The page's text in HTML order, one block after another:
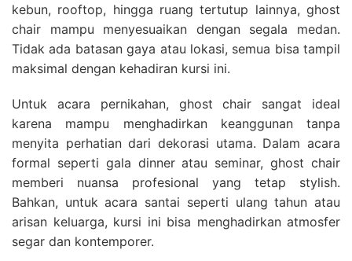
kebun, rooftop, hingga ruang tertutup lainnya, ghost
chair mampu menyesuaikan dengan segala medan.
Tidak ada batasan gaya atau lokasi, semua bisa tampil
maksimal dengan kehadiran kursi ini.
Untuk acara pernikahan, ghost chair sangat ideal
karena mampu menghadirkan keanggunan tanpa
menyita perhatian dari dekorasi utama. Dalam acara
formal seperti gala dinner atau seminar, ghost chair
memberi nuansa profesional yang tetap stylish.
Bahkan, untuk acara santai seperti ulang tahun atau
arisan keluarga, kursi ini bisa menghadirkan atmosfer
segar dan kontemporer.